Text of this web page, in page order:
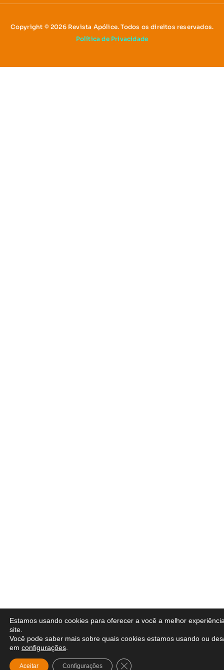
Copyright © 2026 Revista Apólice. Todos os direitos reservados.
Política de Privacidade
Estamos usando cookies para oferecer a você a melhor
site.
Você pode saber mais sobre quais cookies estamos usando ou
em configurações
Aceitar Configurações Close GDPR Cookie Banner